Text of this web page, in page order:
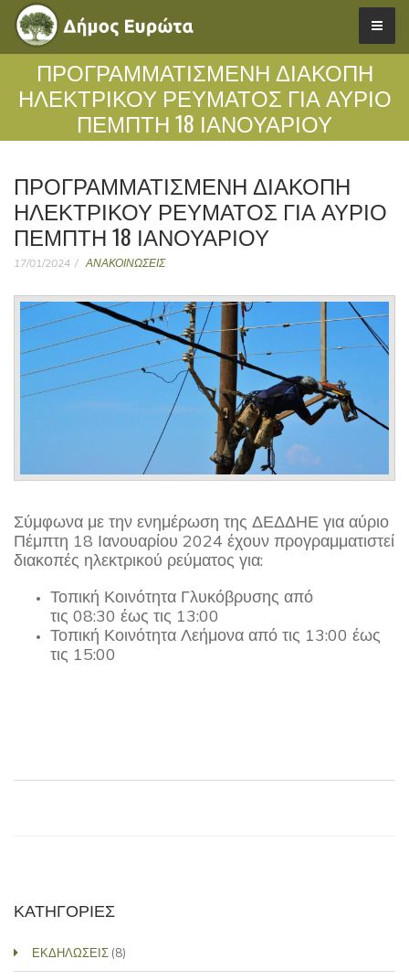
ΠΡΟΓΡΑΜΜΑΤΙΣΜΕΝΗ ΔΙΑΚΟΠΗ
ΗΛΕΚΤΡΙΚΟΥ ΡΕΥΜΑΤΟΣ ΓΙΑ ΑΥΡΙΟ
ΠΕΜΠΤΗ 18 ΙΑΝΟΥΑΡΙΟΥ
ΠΡΟΓΡΑΜΜΑΤΙΣΜΕΝΗ ΔΙΑΚΟΠΗ
ΗΛΕΚΤΡΙΚΟΥ ΡΕΥΜΑΤΟΣ ΓΙΑ ΑΥΡΙΟ
ΠΕΜΠΤΗ 18 ΙΑΝΟΥΑΡΙΟΥ
17/01/2024 ΑΝΑΚΟΙΝΩΣΕΙΣ
Σύμφωνα με την ενημέρωση της ΔΕΔΔΗΕ για αύριο
Πέμπτη 18 Ιανουαρίου 2024 έχουν προγραμματιστεί
διακοπές ηλεκτρικού ρεύματος για:
Τοπική Κοινότητα Γλυκόβρυσης από
τις 08:30 έως τις 13:00
Τοπική Κοινότητα Λεήμονα από τις 13:00 έως
τις 15:00
ΚΑΤΗΓΟΡΙΕΣ
ΕΚΔΗΛΩΣΕΙΣ (8)